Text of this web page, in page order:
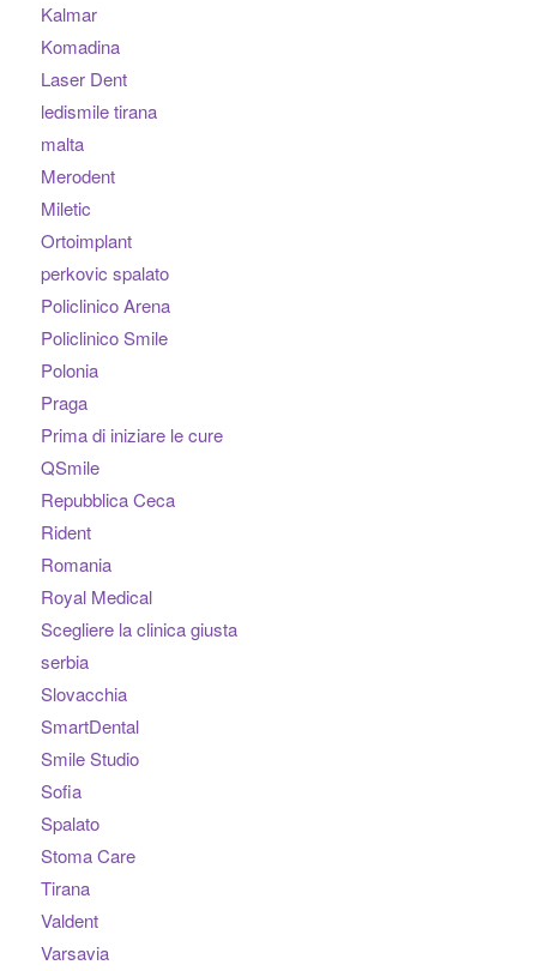
Kalmar
Komadina
Laser Dent
ledismile tirana
malta
Merodent
Miletic
Ortoimplant
perkovic spalato
Policlinico Arena
Policlinico Smile
Polonia
Praga
Prima di iniziare le cure
QSmile
Repubblica Ceca
Rident
Romania
Royal Medical
Scegliere la clinica giusta
serbia
Slovacchia
SmartDental
Smile Studio
Sofia
Spalato
Stoma Care
Tirana
Valdent
Varsavia